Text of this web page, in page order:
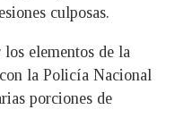
culposas.
elementos de la
la Policía Nacional
porciones de